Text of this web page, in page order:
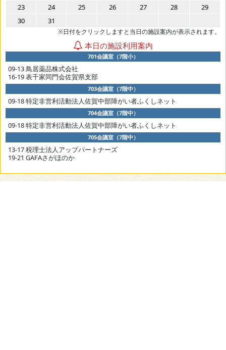
23
24 25 26 27 28
29
30
31
※日付をクリックしますと当日の施設案内が表示されます。
本日の施設利用案内
701会議室（7階小）
09-13 鳥居薬品株式会社
16-19 表千家同門会佐賀県支部
703会議室（7階中）
09-18 特定非営利活動法人佐賀中部障がい者ふくしネット
704会議室（7階中）
09-18 特定非営利活動法人佐賀中部障がい者ふくしネット
705会議室（7階中）
13-17 税理士法人アップパートナーズ
19-21 GAFAさがほのか